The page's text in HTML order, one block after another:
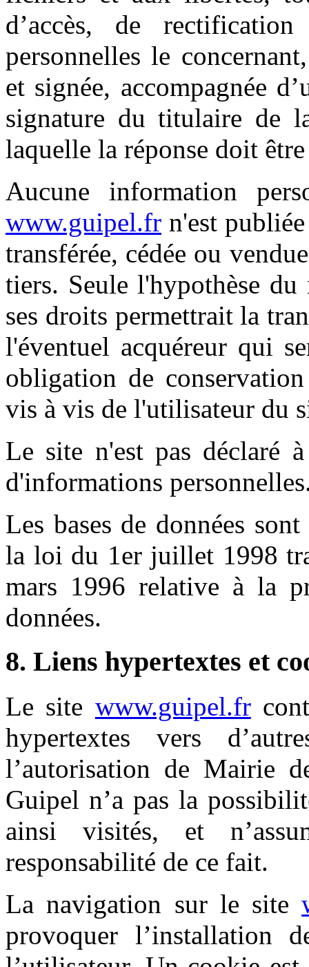
d’accès, de
personnelles le
et signée, accompagnée
signature du titulaire de
laquelle la réponse doit
Aucune information
www.guipel.fr n'est
transférée, cédée ou
tiers. Seule l'hypothèse
ses droits permettrait la
l'éventuel acquéreur qui
obligation de
vis à vis de l'utilisateur du
Le site n'est pas déclaré
d'informations
Les bases de données
la loi du 1er juillet 1998
mars 1996 relative à la
données.
8. Liens hypertextes et
Le site www.guipel.fr
hypertextes vers
l’autorisation de Mairie
Guipel n’a pas la
ainsi visités, et
responsabilité de ce fait.
La navigation sur le site
provoquer l’installation